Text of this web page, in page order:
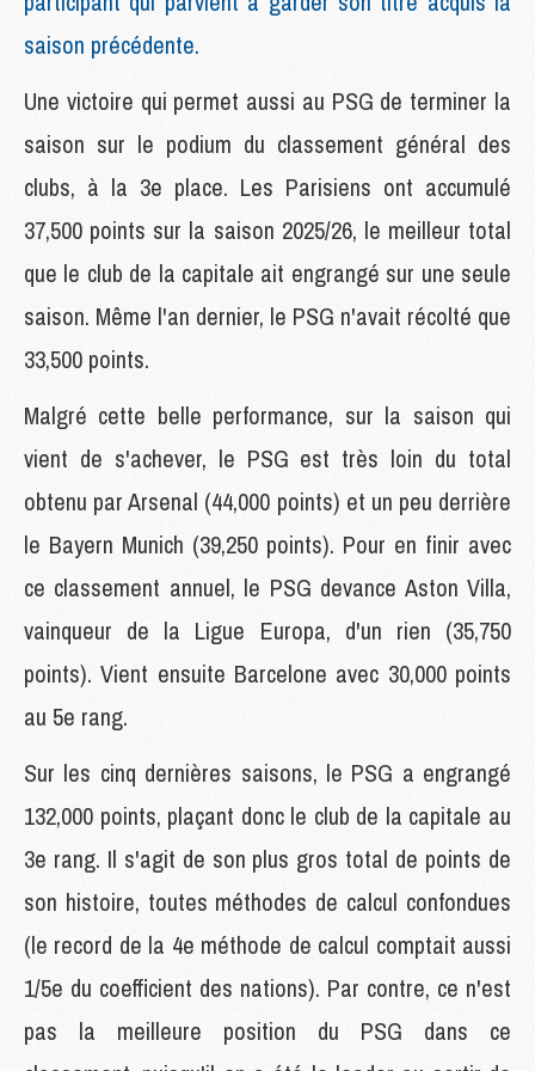
saison précédente.
Une victoire qui permet aussi au PSG de terminer la
saison sur le podium du classement général des
clubs, à la 3e place. Les Parisiens ont accumulé
37,500 points sur la saison 2025/26, le meilleur total
que le club de la capitale ait engrangé sur une seule
saison. Même l'an dernier, le PSG n'avait récolté que
33,500 points.
Malgré cette belle performance, sur la saison qui
vient de s'achever, le PSG est très loin du total
obtenu par Arsenal (44,000 points) et un peu derrière
le Bayern Munich (39,250 points). Pour en finir avec
ce classement annuel, le PSG devance Aston Villa,
vainqueur de la Ligue Europa, d'un rien (35,750
points). Vient ensuite Barcelone avec 30,000 points
au 5e rang.
Sur les cinq dernières saisons, le PSG a engrangé
132,000 points, plaçant donc le club de la capitale au
3e rang. Il s'agit de son plus gros total de points de
son histoire, toutes méthodes de calcul confondues
(le record de la 4e méthode de calcul comptait aussi
1/5e du coefficient des nations). Par contre, ce n'est
pas la meilleure position du PSG dans ce